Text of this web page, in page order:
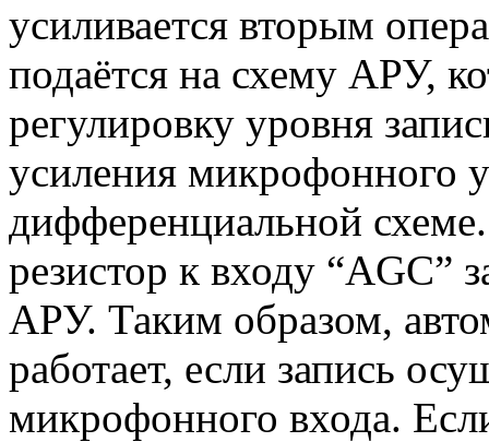
усиливается вторым
подаётся на схему АРУ,
регулировку уровня
усиления микрофонного
дифференциальной
резистор к входу “AGC”
АРУ. Таким образом,
работает, если запись
микрофонного входа.